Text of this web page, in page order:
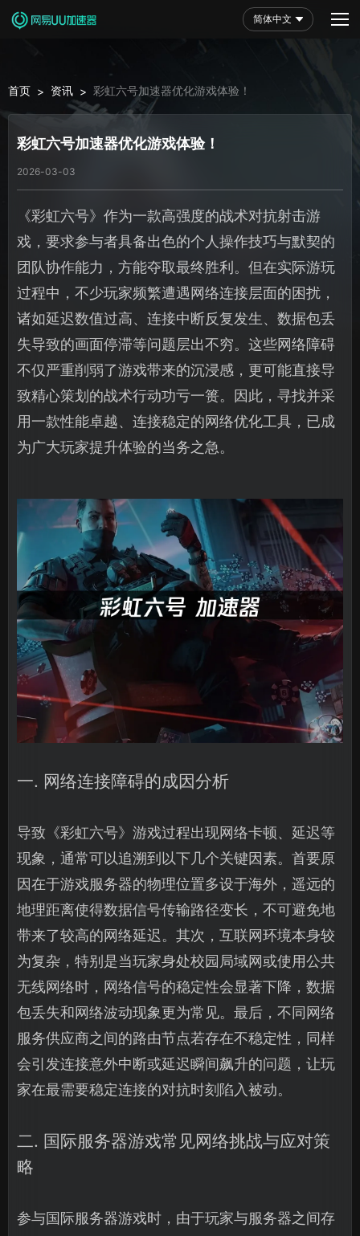
简体中文
首页 > 资讯 > 彩虹六号加速器优化游戏体验！
彩虹六号加速器优化游戏体验！
2026-03-03
《彩虹六号》作为一款高强度的战术对抗射击游
戏，要求参与者具备出色的个人操作技巧与默契的
团队协作能力，方能夺取最终胜利。但在实际游玩
过程中，不少玩家频繁遭遇网络连接层面的困扰，
诸如延迟数值过高、连接中断反复发生、数据包丢
失导致的画面停滞等问题层出不穷。这些网络障碍
不仅严重削弱了游戏带来的沉浸感，更可能直接导
致精心策划的战术行动功亏一篑。因此，寻找并采
用一款性能卓越、连接稳定的网络优化工具，已成
为广大玩家提升体验的当务之急。
一. 网络连接障碍的成因分析
导致《彩虹六号》游戏过程出现网络卡顿、延迟等
现象，通常可以追溯到以下几个关键因素。首要原
因在于游戏服务器的物理位置多设于海外，遥远的
地理距离使得数据信号传输路径变长，不可避免地
带来了较高的网络延迟。其次，互联网环境本身较
为复杂，特别是当玩家身处校园局域网或使用公共
无线网络时，网络信号的稳定性会显著下降，数据
包丢失和网络波动现象更为常见。最后，不同网络
服务供应商之间的路由节点若存在不稳定性，同样
会引发连接意外中断或延迟瞬间飙升的问题，让玩
家在最需要稳定连接的对抗时刻陷入被动。
二. 国际服务器游戏常见网络挑战与应对策
略
参与国际服务器游戏时，由于玩家与服务器之间存